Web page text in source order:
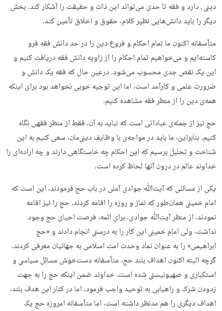
دینی ـ دارد و فقه تا حدی می‌تواند این ذات و حقیقت را آشکار کند. بخش
دیگر را باید دانش‌هایی نظیر کلام، حقوق و اخلاق تأمین کند.
متأسفانه اکنون ما تمام احکام و فروع دین را در حد دانش فقه فرو
کاسته‌ایم و می‌خواهیم تمام احکام را از زاویه دانش فقه دریافت کنیم و
این یک نقص جدی محسوب می‌شود. درعین حال که فقه یک دانش و
ضرورت علمی و کارآمد است، اما این توجیه خوبی نخواهد بود برای اینکه
همه‌ی دین را از منظر فقه مشاهده کنیم.
حج نیز از جمله‌ی عباداتی است که نباید به آن، فقط از منظر فقهی نگاه
کنیم. بنابراین، ما باید در مواجه‌ی با وظایف دینی‌مان، سعی کنیم به این
شناخت و تحلیل برسیم که این احکام چه خاستگاهی دارند و چه اراده‌ای را
خداوند عالم در درون آنها لحاظ کرده است.
یکی از مسائلی که آیت‌ﷲ جوادی آملی در باب حج فرمودند، این است که
امام خمینی همان‌طور که نماز و روزه را اقامه کردند، حج را نیز اقامه
نمودند. از منظر آیت‌ﷲ جوادی، برای ائمه، فرصت احیای حج وجود
نداشت، ولی امام خمینی این کار را به درستی انجام دادند و «حج
ابراهیمی» را به‌ عنوان نماد وحدت امت اسلامی به جهانیان معرفی کردند.
گرچه البته اکنون اهداف بلند حج، متأسفانه دست‌خوش مسائل سیاسی و
استکباری و صهیونیستی شده است. خداوند ضمن اینکه حج را به جهت
زدودن شرک و راهیابی به توحید واجب فرمود، اما در کنار این هدف بلند،
اهداف دیگری را هم مدنظر داشته‌ است، اما متأسفانه امروزه حج یک